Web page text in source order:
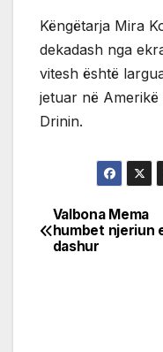
Këngëtarja Mira
dekadash nga
vitesh është
jetuar në Amerikë
Drinin.
Post
Valbona Mema
humbet njeriun
dashur